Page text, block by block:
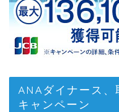
ANAダイナース
キャンペーン